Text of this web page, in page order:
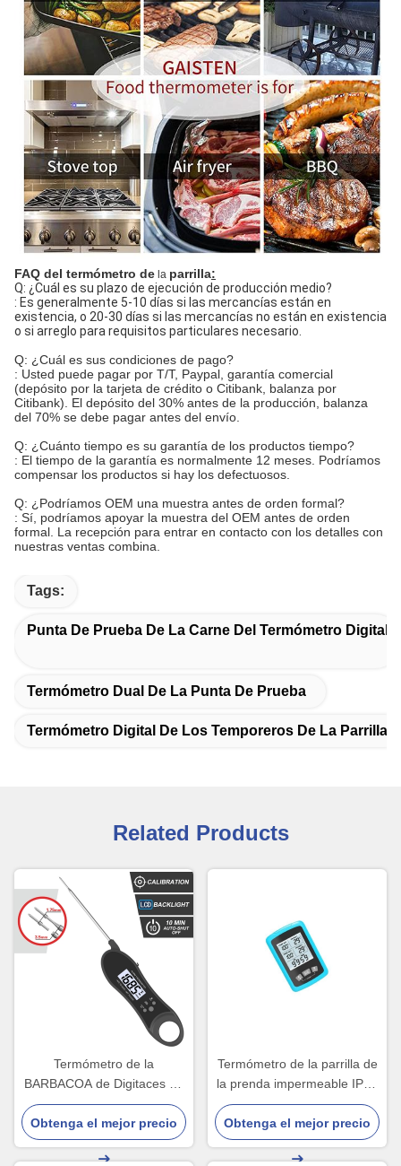
FAQ del termómetro de la parrilla:
Q: ¿Cuál es su plazo de ejecución de producción medio?
: Es generalmente 5-10 días si las mercancías están en
existencia, o 20-30 días si las mercancías no están en existencia
o si arreglo para requisitos particulares necesario.
Q: ¿Cuál es sus condiciones de pago?
: Usted puede pagar por T/T, Paypal, garantía comercial
(depósito por la tarjeta de crédito o Citibank, balanza por
Citibank). El depósito del 30% antes de la producción, balanza
del 70% se debe pagar antes del envío.
Q: ¿Cuánto tiempo es su garantía de los productos tiempo?
: El tiempo de la garantía es normalmente 12 meses. Podríamos
compensar los productos si hay los defectuosos.
Q: ¿Podríamos OEM una muestra antes de orden formal?
: Sí, podríamos apoyar la muestra del OEM antes de orden
formal. La recepción para entrar en contacto con los detalles con
nuestras ventas combina.
Tags:
Punta De Prueba De La Carne Del Termómetro Digital
Termómetro Dual De La Punta De Prueba
Termómetro Digital De Los Temporeros De La Parrilla
Related Products
Termómetro de la
BARBACOA de Digitaces de
la pantalla LCD que cocina
la carne con la prenda
impermeable IP65
Obtenga el mejor precio
Termómetro de la parrilla de
la prenda impermeable IP66
Digitaces con las puntas de
prueba duales SS304
Obtenga el mejor precio